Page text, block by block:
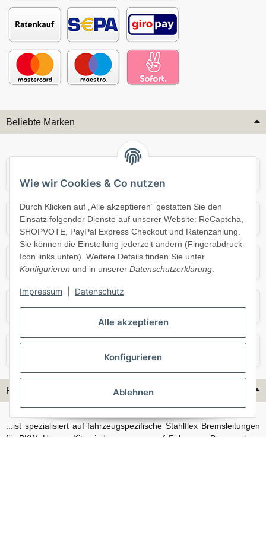
Alle akzeptieren
Konfigurieren
Ablehnen
Wie wir Cookies & Co nutzen
Durch Klicken auf „Alle akzeptieren“ gestatten Sie den
Einsatz folgender Dienste auf unserer Website: ReCaptcha,
SHOPVOTE, PayPal Express Checkout und Ratenzahlung.
Sie können die Einstellung jederzeit ändern (Fingerabdruck-
Icon links unten). Weitere Details finden Sie unter
Konfigurieren und in unserer Datenschutzerklärung.
Impressum Datenschutz
Beliebte Marken
Mercedes Mini
Opel Porsche
Skoda Smart
Flex-Hydraulik...
...ist spezialisiert auf fahrzeugspezifische Stahlflex Bremsleitungen
für PKW. Unsere Kits sind passgenau auf Fahrzeug, Bremsanlage